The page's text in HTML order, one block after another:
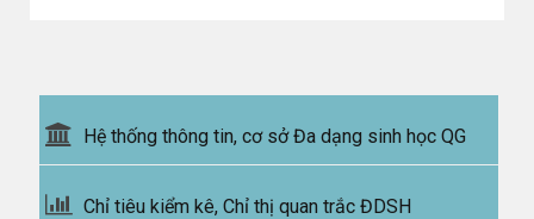
Hệ thống thông tin, cơ sở Đa dạng sinh học QG
Chỉ tiêu kiểm kê, Chỉ thị quan trắc ĐDSH